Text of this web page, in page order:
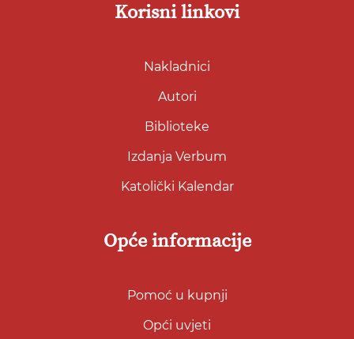
Korisni linkovi
Nakladnici
Autori
Biblioteke
Izdanja Verbum
Katolički Kalendar
Opće informacije
Pomoć u kupnji
Opći uvjeti